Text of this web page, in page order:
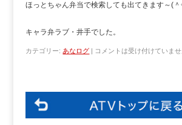
ほっとちゃん弁当で検索しても出てきます～(
キャラ弁ラブ・井手でした。
カテゴリー: あなログ コメントは受け付けていませ